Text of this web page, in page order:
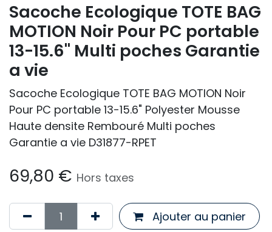
Sacoche Ecologique TOTE BAG
MOTION Noir Pour PC portable
13-15.6" Multi poches Garantie
a vie
Sacoche Ecologique TOTE BAG MOTION Noir
Pour PC portable 13-15.6" Polyester Mousse
Haute densite Rembouré Multi poches
Garantie a vie D31877-RPET
69,80 € Hors taxes
Ajouter au panier